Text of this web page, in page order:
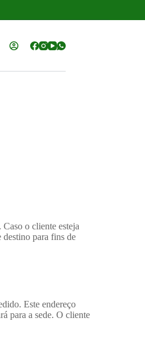
o cliente esteja
destino para fins de
Este endereço
para a sede. O cliente